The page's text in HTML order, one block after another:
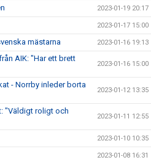
2023-01-19 20:17
2023-01-17 15:00
mästarna 2023-01-16 19:13
AIK: "Har ett brett
2023-01-16 15:00
- Norrby inleder borta
2023-01-12 13:35
"Väldigt roligt och
2023-01-11 12:55
2023-01-10 10:35
2023-01-08 16:31